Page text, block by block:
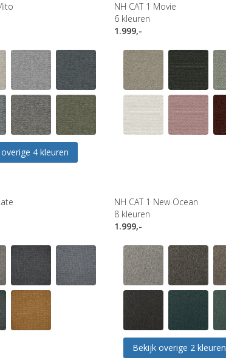
4 kleuren
NH CAT 1 Movie
6 kleuren
1.999,-
NH CAT 1 New Ocean
8 kleuren
1.999,-
Bekijk overige 2 kleuren